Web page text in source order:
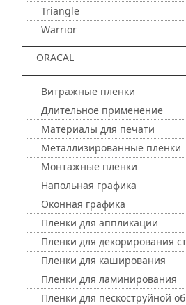
Triangle
Warrior
ORACAL
Витражные пленки
Длительное применение
Материалы для печати
Металлизированные пленки
Монтажные пленки
Напольная графика
Оконная графика
Пленки для аппликации
Пленки для декорирования
Пленки для каширования
Пленки для ламинирования
Пленки для пескоструйной